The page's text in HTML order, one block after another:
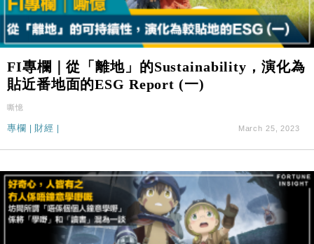
11:12
國際｜特朗普料美伊戰事快結束 承認部分彈藥庫存緊
張
15:59
財經｜SA售股自救後再出手 斥4億美元押注未上市公
18:31
財經｜華僑銀行上半年淨利創新高 中期息增15%至
47仙
17:33
及消費表現
16:47
本地｜假冒內地執法人員要求交「保證金」 43歲女子
16:05
財經｜日經失守6.5萬點後回穩 全周仍升近2%
15:47
財經｜恒隆10月換帥 玩具「反」斗城亞洲CEO蔡德
粦接任
FI專欄｜從「離地」的Sustainability，演化為
貼近番地面的ESG Report (一)
嘶憶
專欄 財經 March 25, 2023